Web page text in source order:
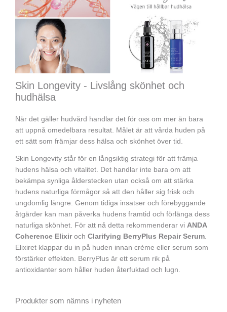
Skin Longevity - Livslång skönhet och
hudhälsa
När det gäller hudvård handlar det för oss om mer än bara
att uppnå omedelbara resultat. Målet är att vårda huden på
ett sätt som främjar dess hälsa och skönhet över tid.
Skin Longevity står för en långsiktig strategi för att främja
hudens hälsa och vitalitet. Det handlar inte bara om att
bekämpa synliga ålderstecken utan också om att stärka
hudens naturliga förmågor så att den håller sig frisk och
ungdomlig längre. Genom tidiga insatser och förebyggande
åtgärder kan man påverka hudens framtid och förlänga dess
naturliga skönhet. För att nå detta rekommenderar vi ANDA
Coherence Elixiroch Clarifying BerryPlus Repair Serum.
Elixiret klappar du in på huden innan crème eller serum som
förstärker effekten. BerryPlus är ett serum rik på
antioxidanter som håller huden återfuktad och lugn.
Produkter som nämns i nyheten